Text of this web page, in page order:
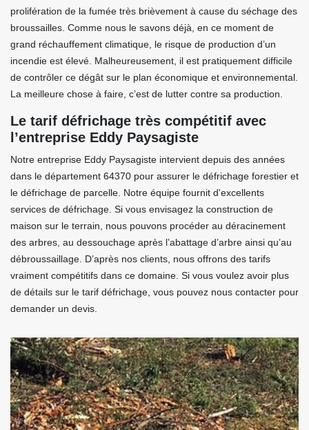
prolifération de la fumée très brièvement à cause du séchage des
broussailles. Comme nous le savons déjà, en ce moment de
grand réchauffement climatique, le risque de production d’un
incendie est élevé. Malheureusement, il est pratiquement difficile
de contrôler ce dégât sur le plan économique et environnemental.
La meilleure chose à faire, c’est de lutter contre sa production.
Le tarif défrichage très compétitif avec
l’entreprise Eddy Paysagiste
Notre entreprise Eddy Paysagiste intervient depuis des années
dans le département 64370 pour assurer le défrichage forestier et
le défrichage de parcelle. Notre équipe fournit d'excellents
services de défrichage. Si vous envisagez la construction de
maison sur le terrain, nous pouvons procéder au déracinement
des arbres, au dessouchage après l’abattage d’arbre ainsi qu’au
débroussaillage. D’après nos clients, nous offrons des tarifs
vraiment compétitifs dans ce domaine. Si vous voulez avoir plus
de détails sur le tarif défrichage, vous pouvez nous contacter pour
demander un devis.